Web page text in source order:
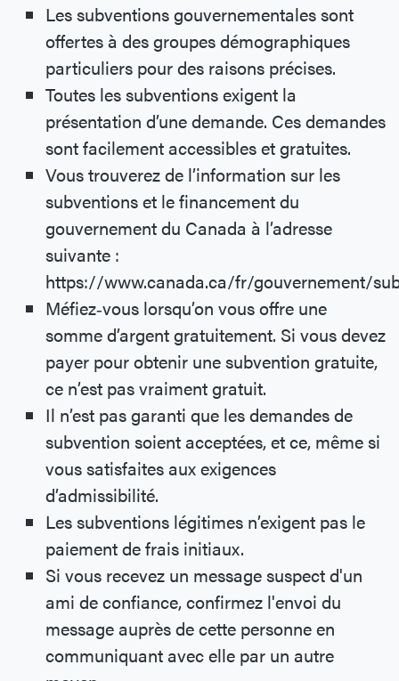
Les subventions gouvernementales sont
offertes à des groupes démographiques
particuliers pour des raisons précises.
Toutes les subventions exigent la
présentation d’une demande. Ces demandes
sont facilement accessibles et gratuites.
Vous trouverez de l’information sur les
subventions et le financement du
gouvernement du Canada à l’adresse
suivante :
https://www.canada.ca/fr/gouvernement/
Méfiez‐vous lorsqu’on vous offre une
somme d’argent gratuitement. Si vous devez
payer pour obtenir une subvention gratuite,
ce n’est pas vraiment gratuit.
Il n’est pas garanti que les demandes de
subvention soient acceptées, et ce, même si
vous satisfaites aux exigences
d’admissibilité.
Les subventions légitimes n’exigent pas le
paiement de frais initiaux.
Si vous recevez un message suspect d'un
ami de confiance, confirmez l'envoi du
message auprès de cette personne en
communiquant avec elle par un autre